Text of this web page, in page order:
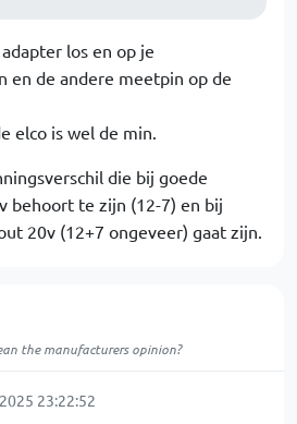
los en op je
de andere meetpin op de
elco is wel de min.
die bij goede
behoort te zijn (12-7) en bij
20v (12+7 ongeveer) gaat zijn.
the manufacturers opinion?
23:22:52